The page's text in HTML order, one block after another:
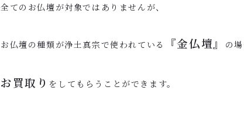
全てのお仏壇が対象ではありませんが、
お仏壇の種類が浄土真宗で使われている 『金仏壇』 の
お買取り をしてもらうことができます。